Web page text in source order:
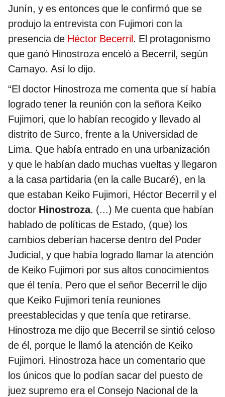
Junín, y es entonces que le confirmó que se
produjo la entrevista con Fujimori con la
presencia de Héctor Becerril. El protagonismo
que ganó Hinostroza enceló a Becerril, según
Camayo. Así lo dijo.
“El doctor Hinostroza me comenta que sí había
logrado tener la reunión con la señora Keiko
Fujimori, que lo habían recogido y llevado al
distrito de Surco, frente a la Universidad de
Lima. Que había entrado en una urbanización
y que le habían dado muchas vueltas y llegaron
a la casa partidaria (en la calle Bucaré), en la
que estaban Keiko Fujimori, Héctor Becerril y el
doctor Hinostroza. (...) Me cuenta que habían
hablado de políticas de Estado, (que) los
cambios deberían hacerse dentro del Poder
Judicial, y que había logrado llamar la atención
de Keiko Fujimori por sus altos conocimientos
que él tenía. Pero que el señor Becerril le dijo
que Keiko Fujimori tenía reuniones
preestablecidas y que tenía que retirarse.
Hinostroza me dijo que Becerril se sintió celoso
de él, porque le llamó la atención de Keiko
Fujimori. Hinostroza hace un comentario que
los únicos que lo podían sacar del puesto de
juez supremo era el Consejo Nacional de la